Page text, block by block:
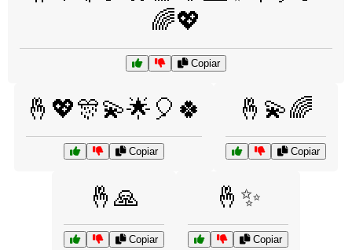
🌈💖
Copiar
🤞💖🎊💫🌟🎈🍀
Copiar
🤞💫🌈
Copiar
🤞🙏
Copiar
🤞✨
Copiar